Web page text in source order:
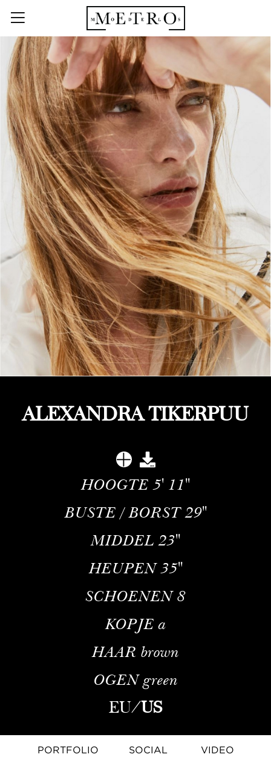
ALEXANDRA TIKERPUU
HOOGTE 5' 11''
BUSTE / BORST 29''
MIDDEL 23''
HEUPEN 35''
SCHOENEN 8
KOPJE a
HAAR brown
OGEN green
EU/US
PORTFOLIO SOCIAL
VIDEO